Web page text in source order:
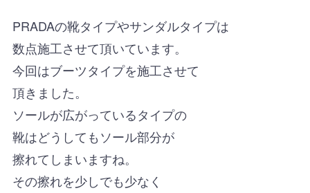
PRADAの靴タイプやサンダルタイプは
数点施工させて頂いています。
今回はブーツタイプを施工させて
頂きました。
ソールが広がっているタイプの
靴はどうしてもソール部分が
擦れてしまいますね。
その擦れを少しでも少なく